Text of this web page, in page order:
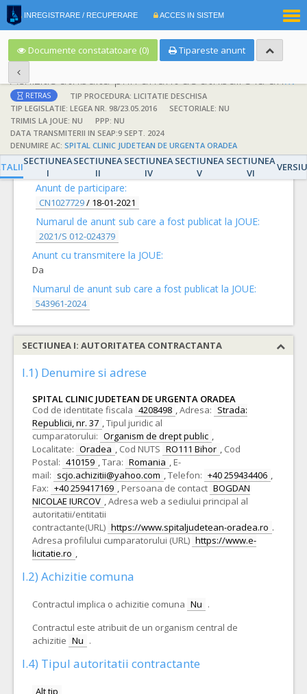
INREGISTRARE / RECUPERARE ACCES IN SISTEM
Documente constatatoare (0) Tipareste anunt
Achizitie atribuita prin anunt de atribuire la anunt de participare
RETRAS
TIP PROCEDURA: LICITATIE DESCHISA
TIP LEGISLATIE: LEGEA NR. 98/23.05.2016
SECTORIALE: NU
TRIMIS LA JOUE: NU
PPP: NU
DATA TRANSMITERII IN SEAP:9 SEPT. 2024
DENUMIRE AC: SPITAL CLINIC JUDETEAN DE URGENTA ORADEA
SECTIUNEA
I
SECTIUNEA
II
SECTIUNEA
IV
SECTIUNEA
V
SECTIUNEA
VI
DETALII
Anunt de participare:
CN1027729/ 18-01-2021
Numarul de anunt sub care a fost publicat la JOUE:
2021/S 012-024379
Anunt cu transmitere la JOUE:
Da
Numarul de anunt sub care a fost publicat la JOUE:
543961-2024
SECTIUNEA I: AUTORITATEA CONTRACTANTA
I.1) Denumire si adrese
SPITAL CLINIC JUDETEAN DE URGENTA ORADEA
Cod de identitate fiscala 4208498 ,Adresa: Strada:
Republicii, nr. 37 ,Tipul juridic al
cumparatorului: Organism de drept public ,
Localitate: Oradea , Cod NUTS RO111 Bihor , Cod
Postal: 410159 ,Tara: Romania , E-
mail: scjo.achizitii@yahoo.com ,Telefon: +40 259434406 ,
Fax: +40 259417169 , Persoana de contact BOGDAN
NICOLAE IURCOV ,Adresa web a sediului principal al
autoritatii/entitatii
contractante(URL) https://www.spitaljudetean-oradea.ro .
Adresa profilului cumparatorului (URL) https://www.e-
licitatie.ro ,
I.2) Achizitie comuna
Contractul implica o achizitie comuna Nu .
Contractul este atribuit de un organism central de
achizitie Nu .
I.4) Tipul autoritatii contractante
Alt tip